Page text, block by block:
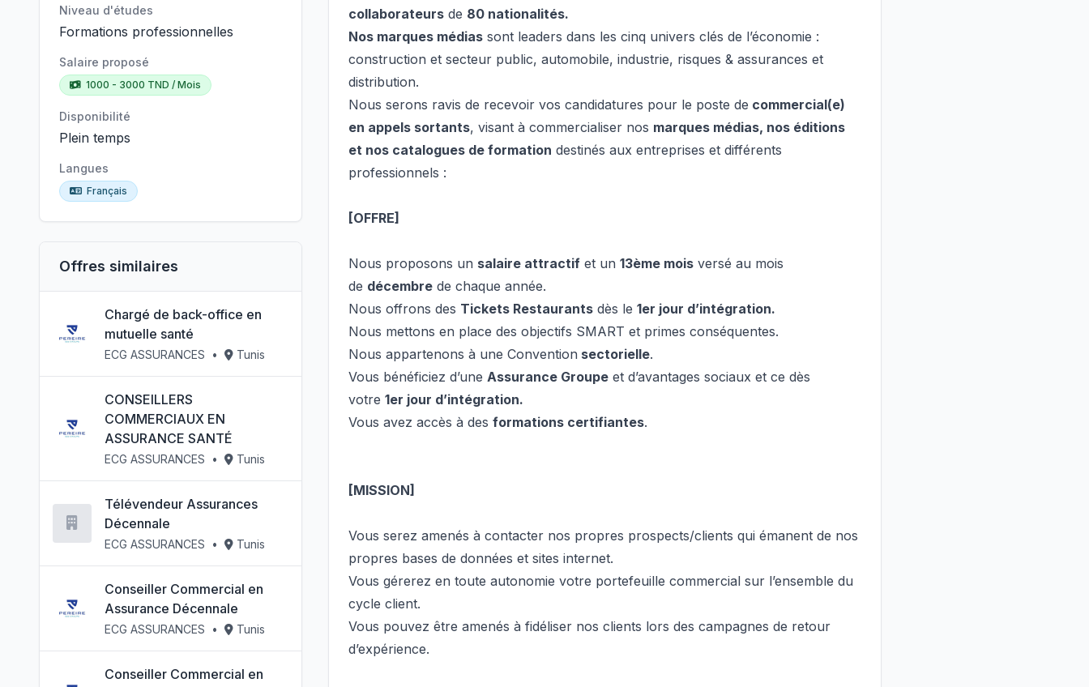
Niveau d'études
Formations professionnelles
Salaire proposé
1000 - 3000 TND / Mois
Disponibilité
Plein temps
Langues
Français
Offres similaires
Chargé de back-office en
mutuelle santé
ECG ASSURANCES • Tunis
CONSEILLERS
COMMERCIAUX EN
ASSURANCE SANTÉ
ECG ASSURANCES • Tunis
Télévendeur Assurances
Décennale
ECG ASSURANCES • Tunis
Conseiller Commercial en
Assurance Décennale
ECG ASSURANCES • Tunis
Conseiller Commercial en
collaborateurs de 80 nationalités.
Nos marques médias sont leaders dans les cinq univers clés de l’économie :
construction et secteur public, automobile, industrie, risques & assurances et
distribution.
Nous serons ravis de recevoir vos candidatures pour le poste de commercial(e)
en appels sortants, visant à commercialiser nos marques médias, nos éditions
et nos catalogues de formation destinés aux entreprises et différents
professionnels :
[OFFRE]
Nous proposons un salaire attractif et un13ème mois versé au mois
de décembre de chaque année.
Nous offrons des Tickets Restaurants dès le1er jour d’intégration.
Nous mettons en place des objectifs SMART et primes conséquentes.
Nous appartenons à une Convention sectorielle.
Vous bénéficiez d’uneAssurance Groupe et d’avantages sociaux et ce dès
votre1er jour d’intégration.
Vous avez accès à desformations certifiantes.
[MISSION]
Vous serez amenés à contacter nos propres prospects/clients qui émanent de nos
propres bases de données et sites internet.
Vous gérerez en toute autonomie votre portefeuille commercial sur l’ensemble du
cycle client.
Vous pouvez être amenés à fidéliser nos clients lors des campagnes de retour
d’expérience.